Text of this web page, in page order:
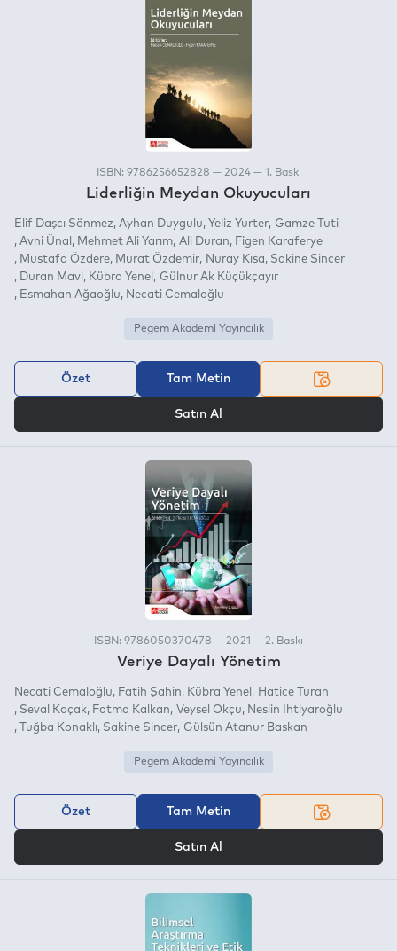
ISBN: 9786256652828 — 2024 — 1. Baskı
Liderliğin Meydan Okuyucuları
Elif Daşcı Sönmez Ayhan Duygulu Yeliz Yurter
Gamze Tuti
Avni Ünal
Mehmet Ali Yarım Ali Duran
Figen Karaferye
Mustafa Özdere
Murat Özdemir Nuray Kısa
Sakine Sincer
Duran Mavi
Kübra Yenel
Gülnur Ak Küçükçayır
Esmahan Ağaoğlu
Necati Cemaloğlu
Pegem Akademi Yayıncılık
Özet Tam Metin
Satın Al
ISBN: 9786050370478 — 2021 — 2. Baskı
Veriye Dayalı Yönetim
Necati Cemaloğlu Fatih Şahin Kübra Yenel
Hatice Turan
Seval Koçak
Fatma Kalkan Veysel Okçu
Neslin İhtiyaroğlu
Tuğba Konaklı
Sakine Sincer Gülsün Atanur Baskan
Pegem Akademi Yayıncılık
Özet Tam Metin
Satın Al